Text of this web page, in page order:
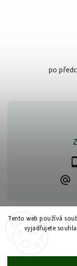
Tento web používá
vyjadřujete
po